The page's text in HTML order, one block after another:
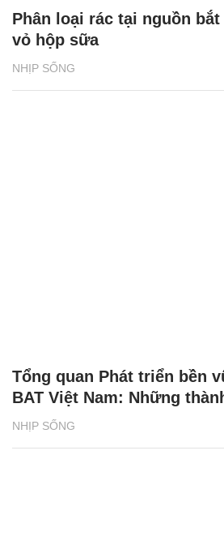
NHỊP SỐNG
Phân loại rác tại nguồn
vỏ hộp sữa
NHỊP SỐNG
Tổng quan Phát triển bền
BAT Việt Nam: Những